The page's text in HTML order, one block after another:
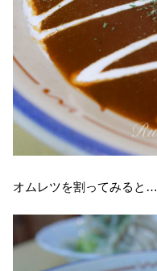
オムレツを割ってみると…